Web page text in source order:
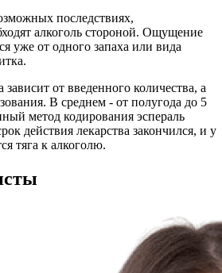
последствиях,
алкоголь стороной. Ощущение
уже от одного запаха или вида
от введенного количества, а
В среднем - от полугода до 5
метод кодирования эспераль
действия лекарства закончился, и у
тяга к алкоголю.